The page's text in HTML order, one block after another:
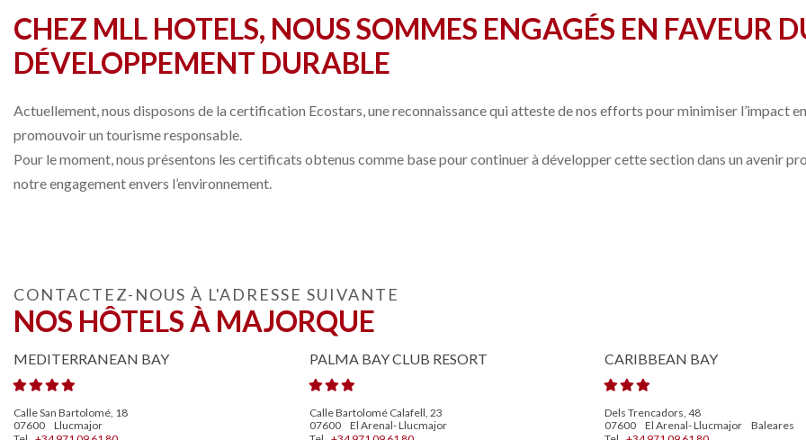
CHEZ MLL HOTELS, NOUS SOMMES ENGAGÉS EN FAVEUR
DÉVELOPPEMENT DURABLE
Actuellement, nous disposons de la certification Ecostars, une reconnaissance qui atteste de nos efforts pour minimiser l’impact
promouvoir un tourisme responsable.
Pour le moment, nous présentons les certificats obtenus comme base pour continuer à développer cette section dans un avenir
notre engagement envers l’environnement.
CONTACTEZ-NOUS À L'ADRESSE SUIVANTE
NOS HÔTELS À MAJORQUE
MEDITERRANEAN BAY
Calle San Bartolomé, 18
07600
Llucmajor
PALMA BAY CLUB RESORT
Calle Bartolomé Calafell, 23
07600
El Arenal- Llucmajor
CARIBBEAN BAY
Dels Trencadors, 48
07600
El Arenal- Llucmajor
Baleares